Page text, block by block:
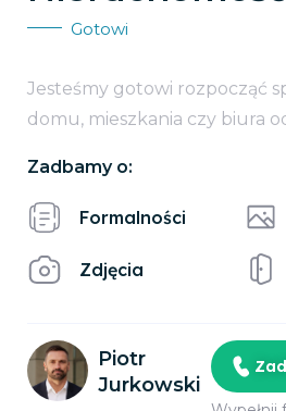
Gotowi
Jesteśmy gotowi rozpocząć
domu, mieszkania czy biura
Zadbamy o:
Formalności
Zdjęcia
Piotr
Jurkowski